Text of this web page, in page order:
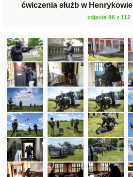
ćwiczenia służb w Henrykowie
zdjęcie 86 z 112